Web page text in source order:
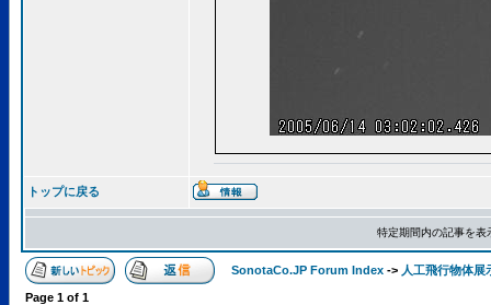
トップに戻る
特定期間内の記事を
SonotaCo.JP Forum Index -> 人工飛行物体展
Page 1 of 1